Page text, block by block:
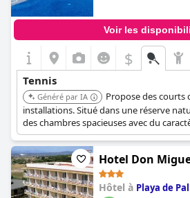
Voir les
$
Tennis
Généré par IA
Propose des courts
installations. Situé dans une réserve
des chambres spacieuses avec du
piscine avec des lits balinais.
Hotel Don
Hôtel à Playa de